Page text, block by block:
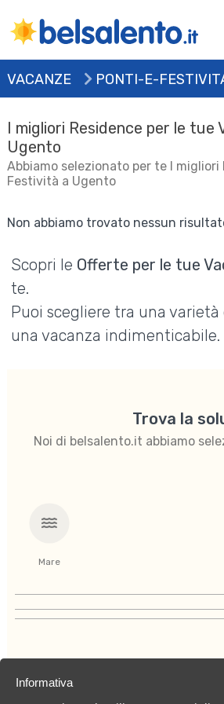
VACANZE PONTI-E-
I migliori Residence per le
Ugento
Abbiamo selezionato per te I
Festività a Ugento
Non abbiamo trovato nessun
Scopri le Offerte per le tue
te.
Puoi scegliere tra una
una vacanza indimenticabile.
Trova la
Noi di belsalento.it abbiamo
Mare
Informativa